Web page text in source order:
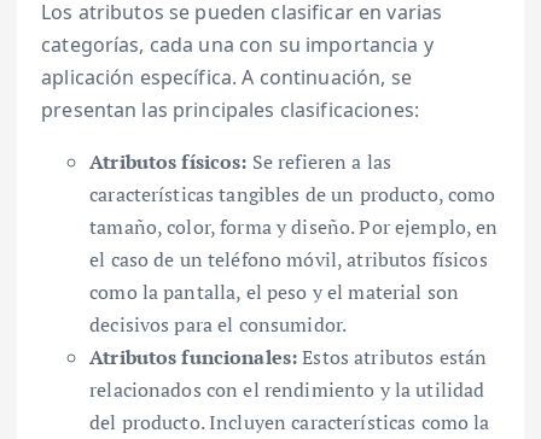
Los atributos se pueden clasificar en varias
categorías, cada una con su importancia y
aplicación específica. A continuación, se
presentan las principales clasificaciones:
Atributos físicos: Se refieren a las
características tangibles de un producto, como
tamaño, color, forma y diseño. Por ejemplo, en
el caso de un teléfono móvil, atributos físicos
como la pantalla, el peso y el material son
decisivos para el consumidor.
Atributos funcionales:Estos atributos están
relacionados con el rendimiento y la utilidad
del producto. Incluyen características como la